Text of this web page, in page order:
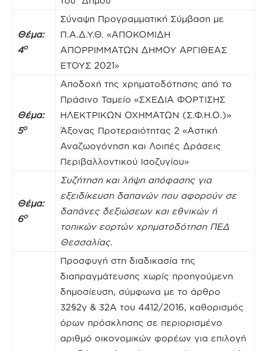
Θέμα:
4ο
Σύναψη Προγραμματική Σύμβαση με
Π.Α.Δ.Υ.Θ. «ΑΠΟΚΟΜΙΔΗ
ΑΠΟΡΡΙΜΜΑΤΩΝ ΔΗΜΟΥ ΑΡΓΙΘΕΑΣ
ΕΤΟΥΣ 2021»
Θέμα:
5ο
Αποδοχή της χρηματοδότησης από το
Πράσινο Ταμείο «ΣΧΕΔΙΑ ΦΟΡΤΙΣΗΣ
ΗΛΕΚΤΡΙΚΩΝ ΟΧΗΜΑΤΩΝ (Σ.Φ.Η.Ο.)»
Άξονας Προτεραιότητας 2 «Αστική
Αναζωογόνηση και Λοιπές Δράσεις
Περιβαλλοντικού Ισοζυγίου»
Θέμα:
6ο
Συζήτηση και λήψη απόφασης για
εξειδίκευση δαπανών που αφορούν σε
δαπάνες δεξιώσεων και εθνικών ή
τοπικών εορτών χρηματοδότηση ΠΕΔ
Θεσσαλίας.
Προσφυγή στη διαδικασία της
διαπραγμάτευσης χωρίς προηγούμενη
δημοσίευση, σύμφωνα με το άρθρο
32§2γ & 32Α του 4412/2016, καθορισμός
όρων πρόσκλησης σε περιορισμένο
αριθμό οικονομικών φορέων για επιλογή